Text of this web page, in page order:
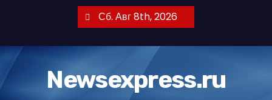
т
Сб. Авг 8th, 2026
Newsexpress.ru